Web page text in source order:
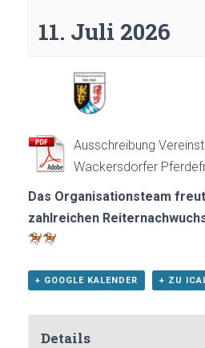
11. Juli 2026
Ausschreibung
Wackersdorfer
Das Organisationsteam
zahlreichen
+ GOOGLE KALENDER + ZU
Details